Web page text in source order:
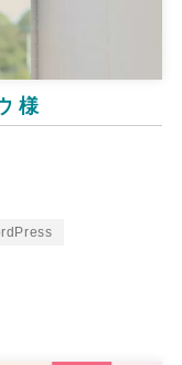
様